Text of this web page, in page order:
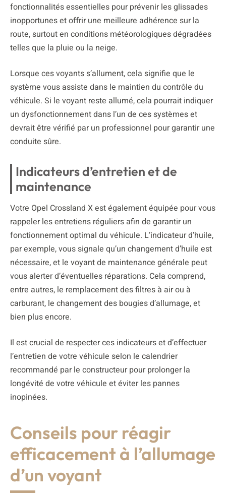
fonctionnalités essentielles pour prévenir les glissades
inopportunes et offrir une meilleure adhérence sur la
route, surtout en conditions météorologiques dégradées
telles que la pluie ou la neige.
Lorsque ces voyants s’allument, cela signifie que le
système vous assiste dans le maintien du contrôle du
véhicule. Si le voyant reste allumé, cela pourrait indiquer
un dysfonctionnement dans l’un de ces systèmes et
devrait être vérifié par un professionnel pour garantir une
conduite sûre.
Indicateurs d’entretien et de
maintenance
Votre Opel Crossland X est également équipée pour vous
rappeler les entretiens réguliers afin de garantir un
fonctionnement optimal du véhicule. L’indicateur d’huile,
par exemple, vous signale qu’un changement d’huile est
nécessaire, et le voyant de maintenance générale peut
vous alerter d’éventuelles réparations. Cela comprend,
entre autres, le remplacement des filtres à air ou à
carburant, le changement des bougies d’allumage, et
bien plus encore.
Il est crucial de respecter ces indicateurs et d’effectuer
l’entretien de votre véhicule selon le calendrier
recommandé par le constructeur pour prolonger la
longévité de votre véhicule et éviter les pannes
inopinées.
Conseils pour réagir
efficacement à l’allumage
d’un voyant